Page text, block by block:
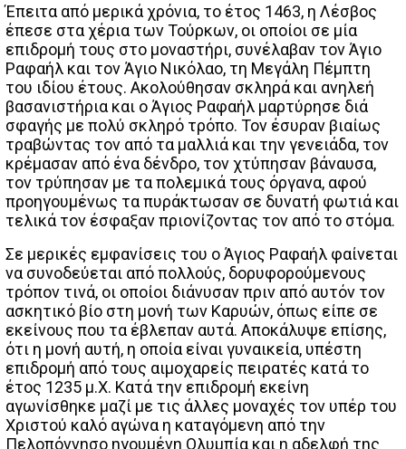
Έπειτα από μερικά χρόνια, το έτος 1463, η Λέσβος
έπεσε στα χέρια των Τούρκων, οι οποίοι σε μία
επιδρομή τους στο μοναστήρι, συνέλαβαν τον Άγιο
Ραφαήλ και τον Άγιο Νικόλαο, τη Μεγάλη Πέμπτη
του ιδίου έτους. Ακολούθησαν σκληρά και ανηλεή
βασανιστήρια και ο Άγιος Ραφαήλ μαρτύρησε διά
σφαγής με πολύ σκληρό τρόπο. Τον έσυραν βιαίως
τραβώντας τον από τα μαλλιά και την γενειάδα, τον
κρέμασαν από ένα δένδρο, τον χτύπησαν βάναυσα,
τον τρύπησαν με τα πολεμικά τους όργανα, αφού
προηγουμένως τα πυράκτωσαν σε δυνατή φωτιά και
τελικά τον έσφαξαν πριονίζοντας τον από το στόμα.
Σε μερικές εμφανίσεις του ο Άγιος Ραφαήλ φαίνεται
να συνοδεύεται από πολλούς, δορυφορούμενους
τρόπον τινά, οι οποίοι διάνυσαν πριν από αυτόν τον
ασκητικό βίο στη μονή των Καρυών, όπως είπε σε
εκείνους που τα έβλεπαν αυτά. Αποκάλυψε επίσης,
ότι η μονή αυτή, η οποία είναι γυναικεία, υπέστη
επιδρομή από τους αιμοχαρείς πειρατές κατά το
έτος 1235 μ.Χ. Κατά την επιδρομή εκείνη
αγωνίσθηκε μαζί με τις άλλες μοναχές τον υπέρ του
Χριστού καλό αγώνα η καταγόμενη από την
Πελοπόννησο ηγουμένη Ολυμπία και η αδελφή της